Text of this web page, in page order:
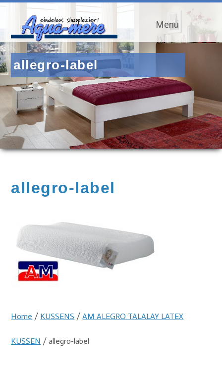
Menu
allegro-label
allegro-label
Home / KUSSENS /AM ALEGRO TALALAY LATEX
KUSSEN / allegro-label